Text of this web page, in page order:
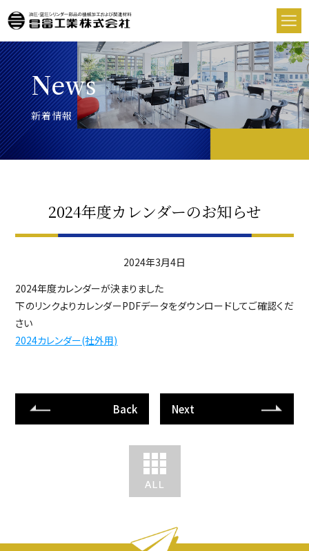
News
新着情報
2024年度カレンダーのお知らせ
2024年3月4日
2024年度カレンダーが決まりました
下のリンクよりカレンダーPDFデータをダウンロードしてご確認くだ
さい
2024カレンダー(社外用)
Back Next